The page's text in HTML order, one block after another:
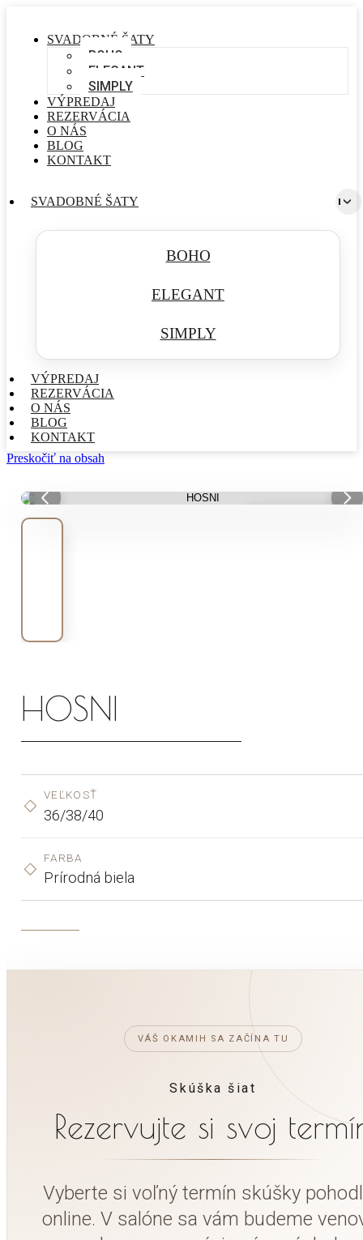
SVADOBNÉ ŠATY
BOHO
ELEGANT
SIMPLY
VÝPREDAJ
REZERVÁCIA
O NÁS
BLOG
KONTAKT
SVADOBNÉ ŠATY
BOHO
ELEGANT
SIMPLY
VÝPREDAJ
REZERVÁCIA
O NÁS
BLOG
KONTAKT
Preskočiť na obsah
HOSNI
VEĽKOSŤ
36/38/40
FARBA
Prírodná biela
VÁŠ OKAMIH SA ZAČÍNA TU
Skúška šiat
Rezervujte si svoj
Vyberte si voľný termín skúšky
online. V salóne sa vám budeme